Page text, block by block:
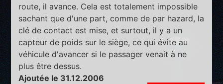
route, il avance. Cela est totalement impossible
sachant que d'une part, comme de par hazard, la
clé de contact est mise, et surtout, il y a un
capteur de poids sur le siège, ce qui évite au
véhicule d'avancer si le passager venait à ne
plus être dessus.
Ajoutée le 31.12.2006